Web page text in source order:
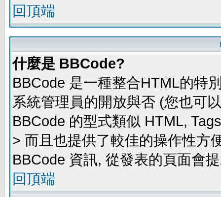
回頂端
什麼是 BBCode?
BBCode 是一種整合HTML的特
系統管理員的開放與否 (您也可
BBCode 的型式類似 HTML,
> 而且也提供了較佳的操作性方
BBCode 資訊, 從發表的頁面會
回頂端